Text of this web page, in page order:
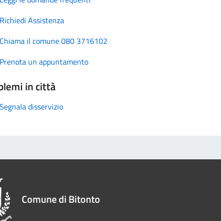
Richiedi Assistenza
Chiama il comune 080 3716102
Prenota un appuntamento
in città
Segnala disservizio
Comune di Bitonto